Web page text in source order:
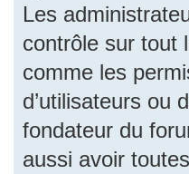
Les
contrôle sur tout
comme les
d’utilisateurs ou
fondateur du
aussi avoir